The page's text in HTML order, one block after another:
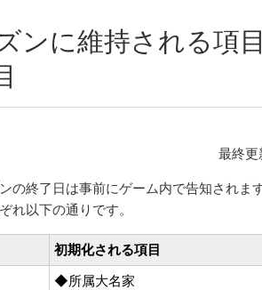
ンに維持される項
最終
の終了日は事前にゲーム内で告知されま
れ以下の通りです。
初期化される項目
◆所属大名家